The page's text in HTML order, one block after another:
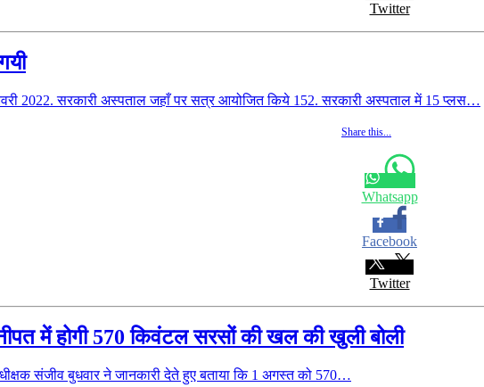
Twitter
2022. सरकारी अस्पताल जहाँ पर सत्र आयोजित किये 152. सरकारी अस्पताल में 15 प्लस…
Share this...
Whatsapp
Facebook
Twitter
में होगी 570 किवंटल सरसों की खल की खुली बोली
संजीव बुधवार ने जानकारी देते हुए बताया कि 1 अगस्त को 570…